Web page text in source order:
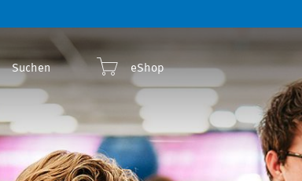
Suchen eShop